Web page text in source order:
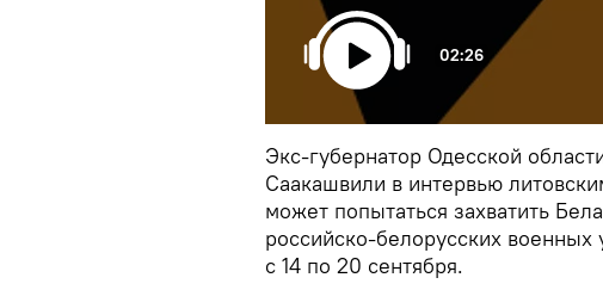
02:26
Экс-губернатор Одесской
Саакашвили в интервью
может попытаться захватить
российско-белорусских
с 14 по 20 сентября.